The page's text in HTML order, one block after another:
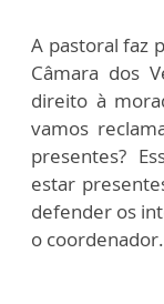
A pastoral faz
Câmara dos
direito à
vamos
presentes?
estar
defender os
o coordenador.